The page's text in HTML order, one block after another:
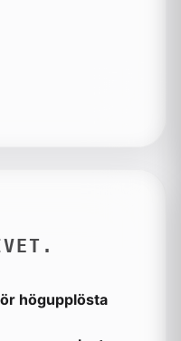
högupplösta